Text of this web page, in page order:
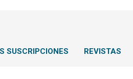
SUSCRIPCIONES REVISTAS